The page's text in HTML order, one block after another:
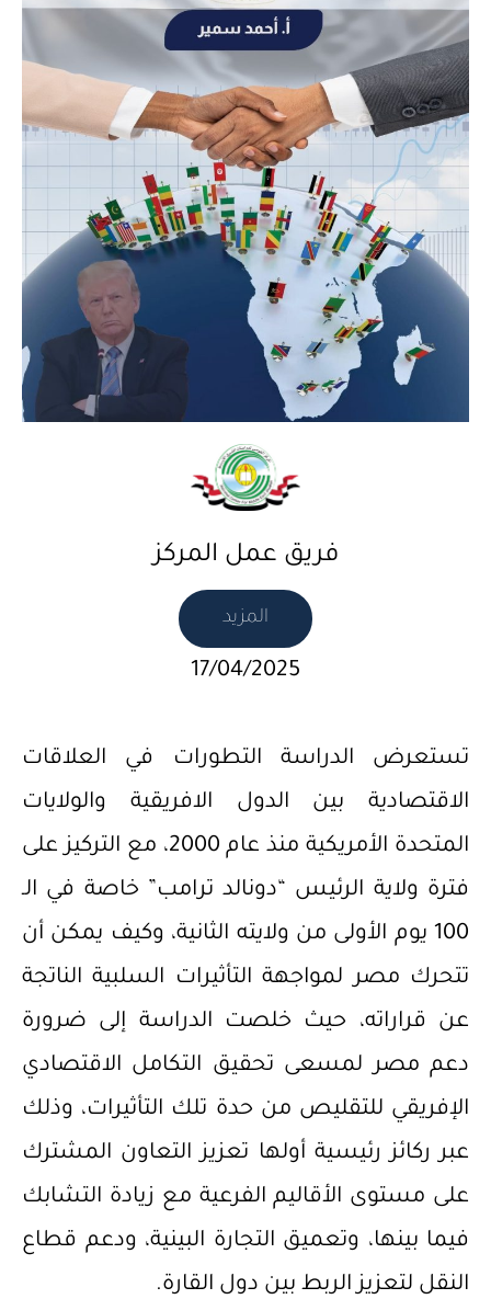
فريق عمل المركز
المزيد
17/04/2025
تستعرض الدراسة التطورات في العلاقات
الاقتصادية بين الدول الافريقية والولايات
المتحدة الأمريكية منذ عام 2000، مع التركيز على
فترة ولاية الرئيس “دونالد ترامب” خاصة في الـ
100 يوم الأولى من ولايته الثانية، وكيف يمكن أن
تتحرك مصر لمواجهة التأثيرات السلبية الناتجة
عن قراراته، حيث خلصت الدراسة إلى ضرورة
دعم مصر لمسعى تحقيق التكامل الاقتصادي
الإفريقي للتقليص من حدة تلك التأثيرات، وذلك
عبر ركائز رئيسية أولها تعزيز التعاون المشترك
على مستوى الأقاليم الفرعية مع زيادة التشابك
فيما بينها، وتعميق التجارة البينية، ودعم قطاع
النقل لتعزيز الربط بين دول القارة.